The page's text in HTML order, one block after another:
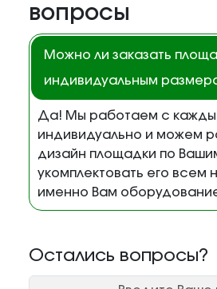
вопросы
Можно ли заказать
индивидуальным
Да! Мы работаем с
индивидуально и можем
дизайн площадки по
укомплектовать его всем
именно Вам
Остались вопросы?